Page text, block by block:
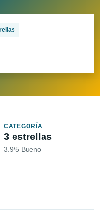
CATEGORÍA
3 estrellas
3.9/5 Bueno